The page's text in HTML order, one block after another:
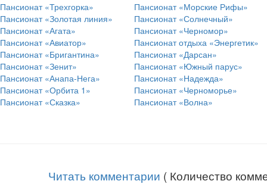
Пансионат «Трехгорка»
Пансионат «Морские Рифы»
Пансионат «Золотая линия»
Пансионат «Солнечный»
Пансионат «Агата»
Пансионат «Черномор»
Пансионат «Авиатор»
Пансионат отдыха «Энергетик»
Пансионат «Бригантина»
Пансионат «Дарсан»
Пансионат «Зенит»
Пансионат «Южный парус»
Пансионат «Анапа-Нега»
Пансионат «Надежда»
Пансионат «Орбита 1»
Пансионат «Черноморье»
Пансионат «Сказка»
Пансионат «Волна»
Читать комментарии ( Количество